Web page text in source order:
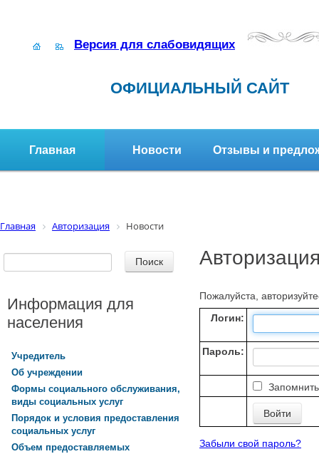
Версия для слабовидящих
ОФИЦИАЛЬНЫЙ САЙТ
Главная Новости Отзывы и
Главная Авторизация Новости
Пожалуйста,
Логин:
Пароль:
Забыли свой пароль?
Информация для
населения
Учредитель
Об учреждении
Формы социального обслуживания,
виды социальных услуг
Порядок и условия предоставления
социальных услуг
Объем предоставляемых